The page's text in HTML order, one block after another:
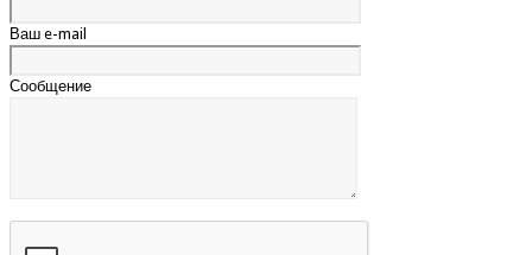
Ваш e-mail
Сообщение